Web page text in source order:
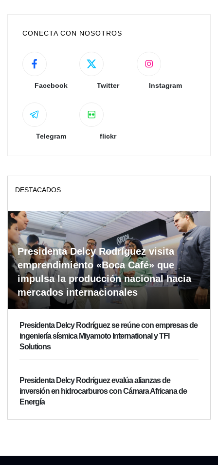
CONECTA CON NOSOTROS
Facebook Twitter Instagram
Telegram flickr
DESTACADOS
Presidenta Delcy Rodríguez visita
emprendimiento «Boca Café» que
impulsa la producción nacional hacia
mercados internacionales
Presidenta Delcy Rodríguez se reúne con empresas de
ingeniería sísmica Miyamoto International y TFI
Solutions
Presidenta Delcy Rodríguez evalúa alianzas de
inversión en hidrocarburos con Cámara Africana de
Energía